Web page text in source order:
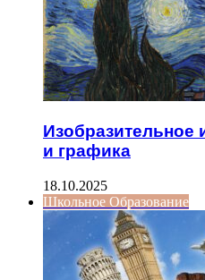
Изобразительное
и графика
18.10.2025
Школьное Образование